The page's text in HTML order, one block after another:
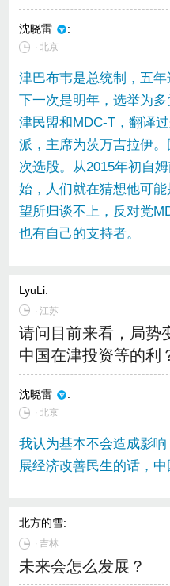
沈晓雷 :
∙ 北京
津巴布韦是总统制，五年
下一次是明年，选举为
津民盟和MDC-T，翻译
派，主席为茨万吉拉伊
次选股。从2015年初自
始，人们就在猜想他可
望所归谈不上，反对党
也有自己的支持者。
LyuLi:
∙江苏
请问目前来看，局势
中国在津投资等的利
沈晓雷 :
∙ 北京
我认为基本不会造成影
展经济改善民生的话，
北方的雪:
∙吉林
未来会怎么发展？